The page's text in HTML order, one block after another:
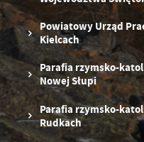
Powiatowy Urząd
Kielcach
Parafia rzymsko-
Nowej Słupi
Parafia rzymsko-
Rudkach